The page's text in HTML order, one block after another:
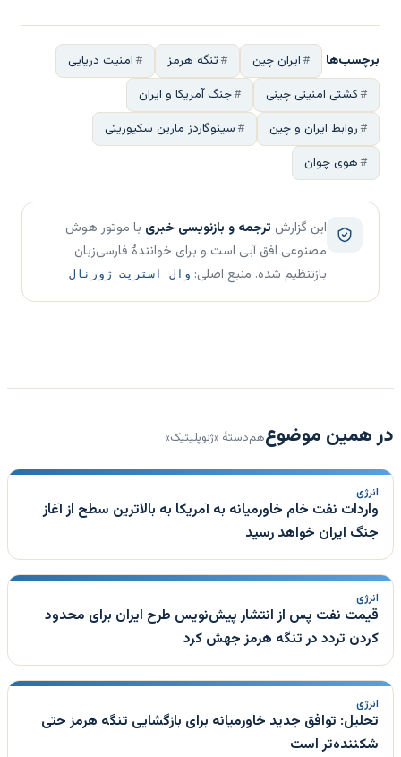
برچسب‌ها ایران چین تنگه هرمز
امنیت دریایی
کشتی امنیتی چینی
جنگ آمریکا و ایران
روابط ایران و چین
سینوگاردز مارین سکیوریتی
هوی چوان
این گزارش ترجمه و بازنویسی خبری با موتور هوش
مصنوعی افق آبی است و برای خوانندهٔ فارسی‌زبان
بازتنظیم شده. منبع اصلی: وال استریت ژورنال
در همین موضوعهم‌دستهٔ «ژئوپلیتیک»
انرژی
واردات نفت خام خاورمیانه به آمریکا به بالاترین سطح از آغاز
جنگ ایران خواهد رسید
انرژی
قیمت نفت پس از انتشار پیش‌نویس طرح ایران برای محدود
کردن تردد در تنگه هرمز جهش کرد
انرژی
تحلیل: توافق جدید خاورمیانه برای بازگشایی تنگه هرمز حتی
شکننده‌تر است